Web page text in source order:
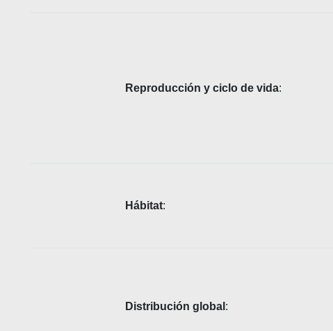
Reproducción y ciclo de vida:
Hábitat:
Distribución global :